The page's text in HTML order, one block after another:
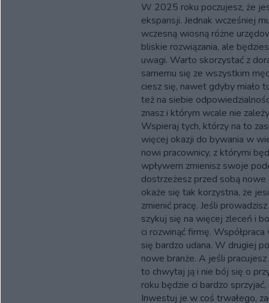
W 2025 roku poczujesz, że
ekspansji. Jednak wcześniej
wczesną wiosną różne
bliskie rozwiązania, ale
uwagi. Warto skorzystać z
samemu się ze wszystkim
ciesz się, nawet gdyby miało
też na siebie
znasz i którym wcale nie
Wspieraj tych, którzy na to
więcej okazji do bywania w
nowi pracownicy, z którymi
wpływem zmienisz swoje
dostrzeżesz przed sobą
okaże się tak korzystna, że
zmienić pracę. Jeśli
szykuj się na więcej zleceń i
ci rozwinąć firmę.
się bardzo udana. W drugiej
nowe branże. A jeśli
to chwytaj ją i nie bój się o
roku będzie ci bardzo
Inwestuj je w coś trwałego,